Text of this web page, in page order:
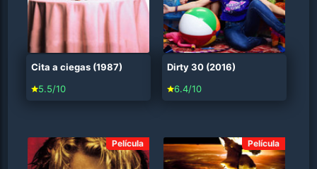
Cita a ciegas (1987)
5.5/10
Dirty 30 (2016)
6.4/10
Película Película